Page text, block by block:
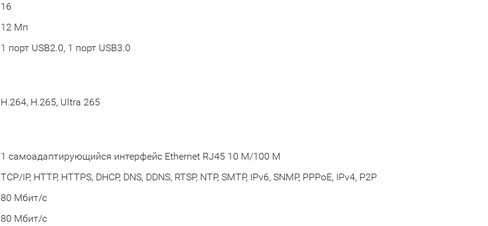
16
12 Мп
1 порт USB2.0, 1 порт USB3.0
H.264, H.265, Ultra 265
1 самоадаптирующийся интерфейс Ethernet RJ45 10 M/100 M
TCP/IP, HTTP, HTTPS, DHCP, DNS, DDNS, RTSP, NTP, SMTP, IPv6, SNMP, PPPoE, IPv4, P2P
80 Мбит/с
80 Мбит/с